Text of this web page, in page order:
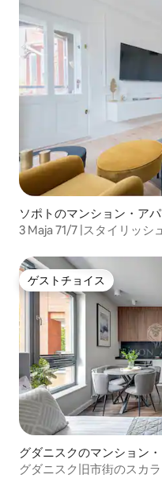
ソポトのマンション・ア
3 Maja 71/7 |スタイリッシ
ゲストチョイス
ゲストチョイス
グダニスクのマンション
グダニスク旧市街のスカ